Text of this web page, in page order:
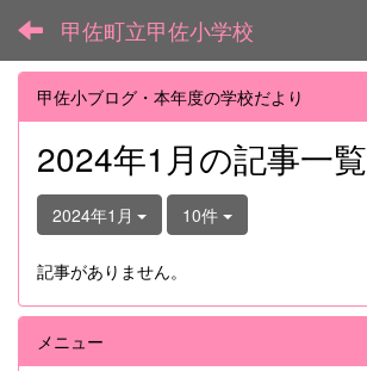
甲佐町立甲佐小学校
甲佐小ブログ・本年度の学校だより
2024年1月の記事一覧
2024年1月 10件
記事がありません。
メニュー